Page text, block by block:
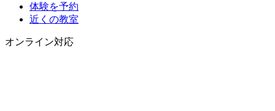
体験を予約
近くの教室
オンライン対応